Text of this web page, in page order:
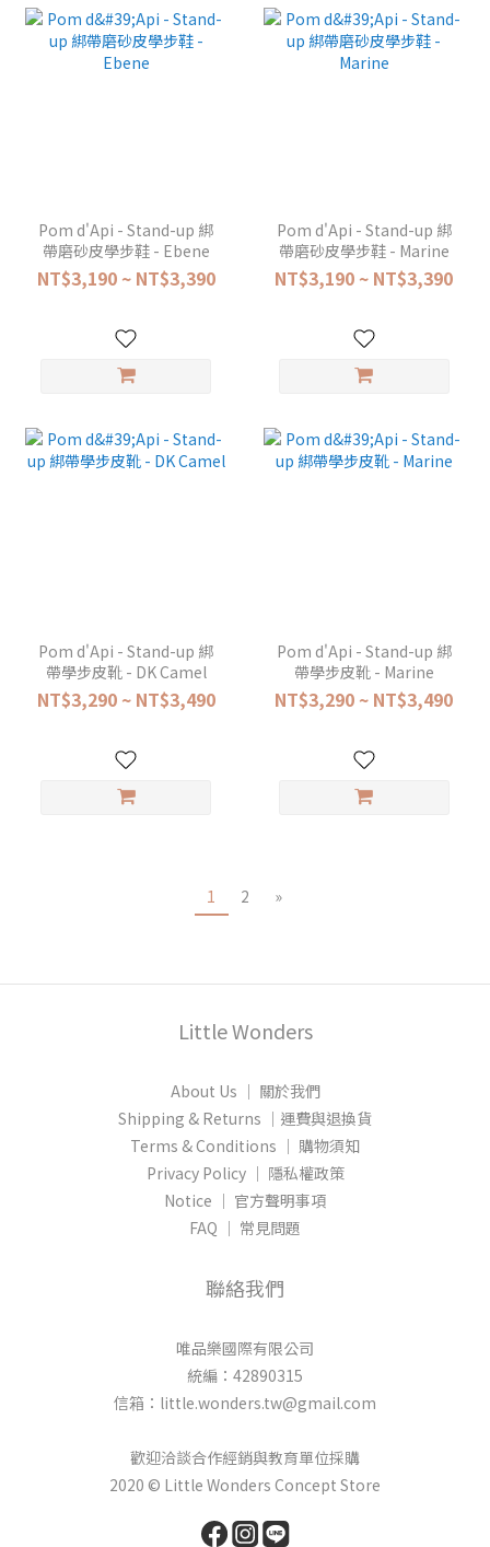
Pom d'Api - Stand-up 綁
帶磨砂皮學步鞋 - Ebene
NT$3,190 ~ NT$3,390
Pom d'Api - Stand-up 綁
帶磨砂皮學步鞋 - Marine
NT$3,190 ~ NT$3,390
Pom d'Api - Stand-up 綁
帶學步皮靴 - DK Camel
NT$3,290 ~ NT$3,490
Pom d'Api - Stand-up 綁
帶學步皮靴 - Marine
NT$3,290 ~ NT$3,490
1 2 »
Little Wonders
About Us │ 關於我們
Shipping & Returns │運費與退換貨
Terms & Conditions │ 購物須知
Privacy Policy │ 隱私權政策
Notice │ 官方聲明事項
FAQ │ 常見問題
聯絡我們
唯品樂國際有限公司
統編：42890315
信箱：little.wonders.tw@gmail.com
歡迎洽談合作經銷與教育單位採購
2020 © Little Wonders Concept Store